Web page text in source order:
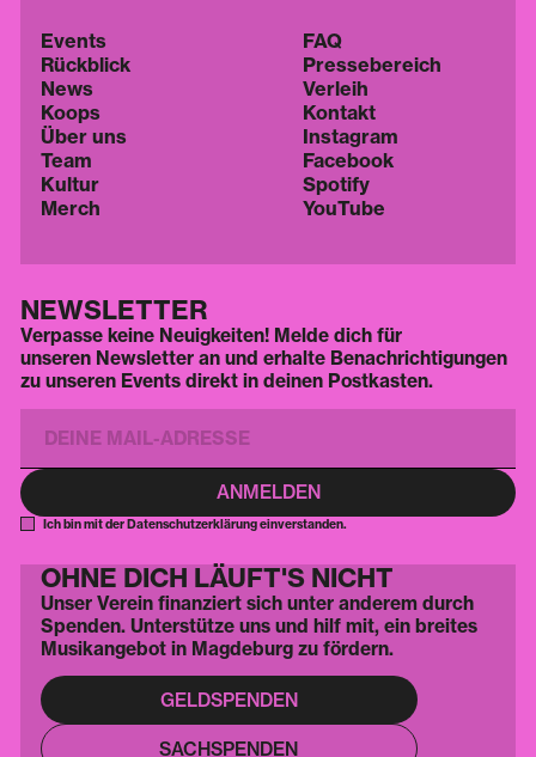
Events
Rückblick
News
Koops
Über uns
Team
Kultur
Merch
FAQ
Pressebereich
Verleih
Kontakt
Instagram
Facebook
Spotify
YouTube
NEWSLETTER
Verpasse keine Neuigkeiten! Melde dich für
unseren Newsletter an und erhalte Benachrichtigungen
zu unseren Events direkt in deinen Postkasten.
Ich bin mit der Datenschutzerklärung einverstanden.
OHNE DICH LÄUFT'S NICHT
Unser Verein finanziert sich unter anderem durch
Spenden. Unterstütze uns und hilf mit, ein breites
Musikangebot in Magdeburg zu fördern.
GELDSPENDEN
SACHSPENDEN